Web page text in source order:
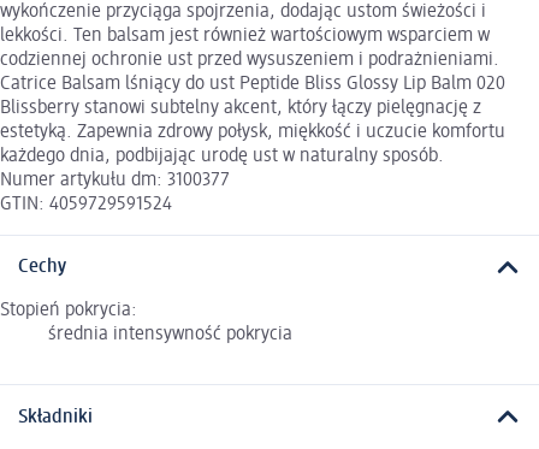
wykończenie przyciąga spojrzenia, dodając ustom świeżości i
lekkości. Ten balsam jest również wartościowym wsparciem w
codziennej ochronie ust przed wysuszeniem i podrażnieniami.
Catrice Balsam lśniący do ust Peptide Bliss Glossy Lip Balm 020
Blissberry stanowi subtelny akcent, który łączy pielęgnację z
estetyką. Zapewnia zdrowy połysk, miękkość i uczucie komfortu
każdego dnia, podbijając urodę ust w naturalny sposób.
Numer artykułu dm: 3100377
GTIN: 4059729591524
Cechy
Stopień pokrycia:
średnia intensywność pokrycia
Składniki